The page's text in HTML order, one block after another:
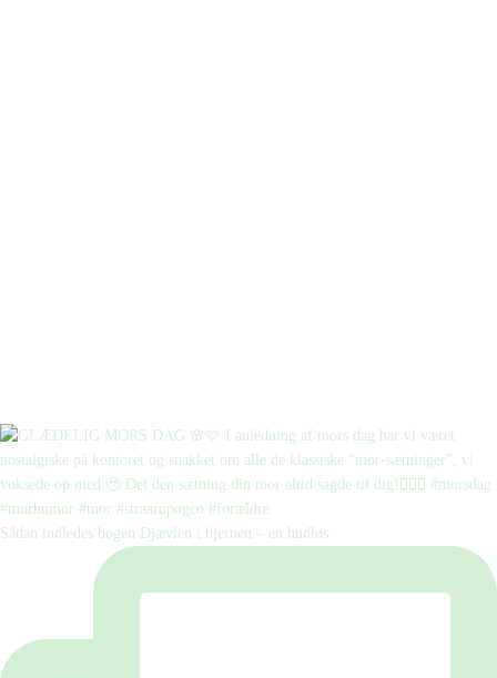
Sådan indledes bogen Djævlen i hjernen – en hudløs